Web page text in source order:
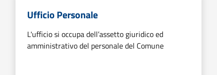
Ufficio Personale
L'ufficio si occupa dell’assetto giuridico ed
amministrativo del personale del Comune